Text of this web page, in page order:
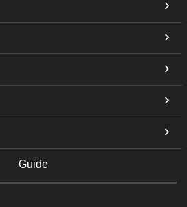
Guide